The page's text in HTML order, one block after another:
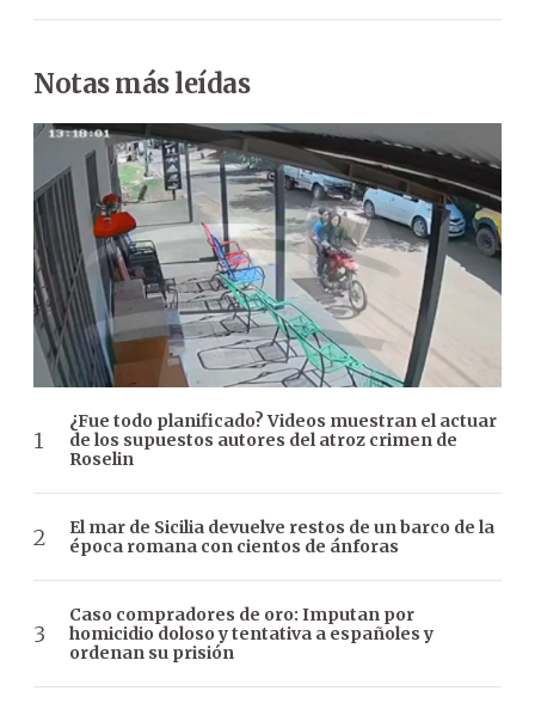
Notas más leídas
¿Fue todo planificado? Videos muestran el actuar
de los supuestos autores del atroz crimen de
Roselin
El mar de Sicilia devuelve restos de un barco de la
época romana con cientos de ánforas
Caso compradores de oro: Imputan por
homicidio doloso y tentativa a españoles y
ordenan su prisión